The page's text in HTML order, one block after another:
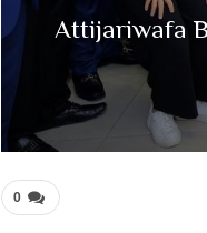
Attijariwafa
0